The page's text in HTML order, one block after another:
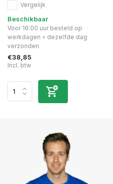
Vergelijk
Beschikbaar
Voor 16:00 uur besteld op
werkdagen = dezelfde dag
verzonden
€38,85
Incl. btw